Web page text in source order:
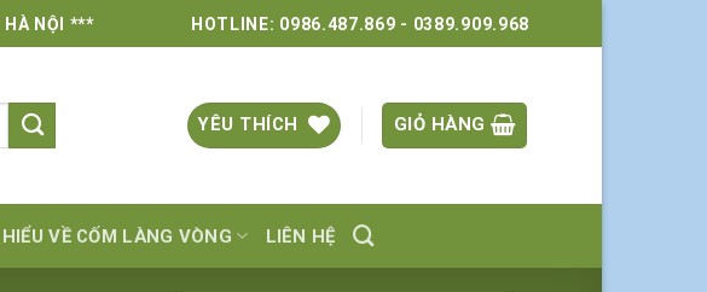
HÀ NỘI *** HOTLINE: 0986.487.869 - 0389.909.968
YÊU THÍCH GIỎ HÀNG
VỀ CỐM LÀNG VÒNG LIÊN HỆ